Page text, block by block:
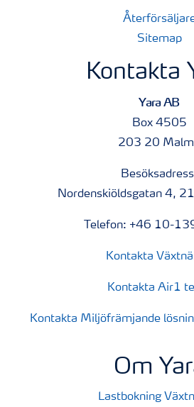
Sitemap
Kontakta
Yara AB
Box 4505
203 20
Nordenskiöldsgatan 4,
Telefon: +46 10-
Kontakta
Kontakta Air1
Kontakta Miljöfrämjande
Om
Lastbokning